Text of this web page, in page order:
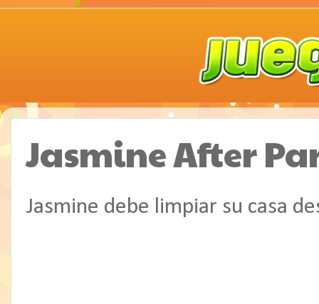
Jasmine After
Jasmine debe limpiar su casa